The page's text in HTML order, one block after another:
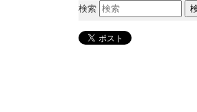
サイト内検索
検索